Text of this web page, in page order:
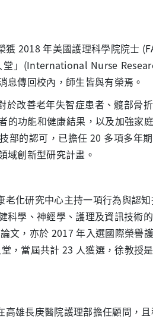
2018 年美國護理科學院院士
堂」(International Nurse
息傳回校內，師生皆與有榮焉。
於改善老年失智症患者、髖部骨
的功能和健康結果，以及加強家
部的認可，已擔任 20 多項多年
域創新型研究計畫。
老化研究中心主持一項行為與認
科學、神經學、護理及資訊技術
文，亦於 2017 年入選國際榮譽
，當屆共計 23 人獲選，徐教授
高雄長庚醫院護理部擔任顧問，